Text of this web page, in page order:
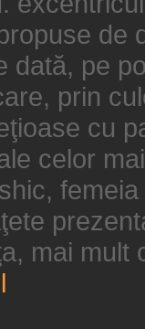
de
dată, pe
prin
cu
celor
mai mult